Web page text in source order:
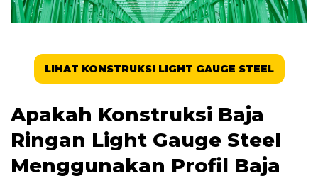
LIHAT KONSTRUKSI LIGHT GAUGE STEEL
Apakah Konstruksi Baja
Ringan Light Gauge Steel
Menggunakan Profil Baja